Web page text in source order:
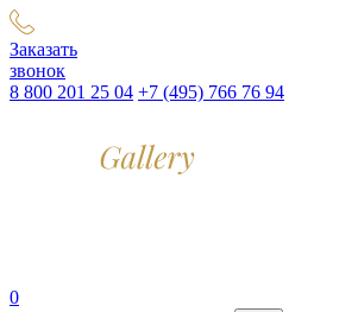
Заказать
звонок
8 800 201 25 04 +7 (495) 766 76 94
0